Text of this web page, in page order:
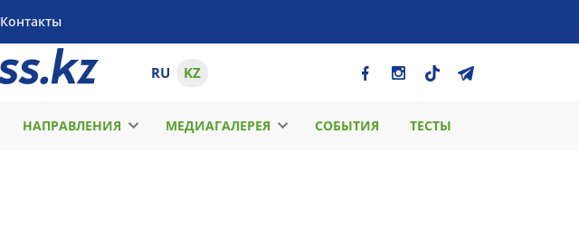
Контакты
RU KZ
НАПРАВЛЕНИЯ МЕДИАГАЛЕРЕЯ СОБЫТИЯ ТЕСТЫ